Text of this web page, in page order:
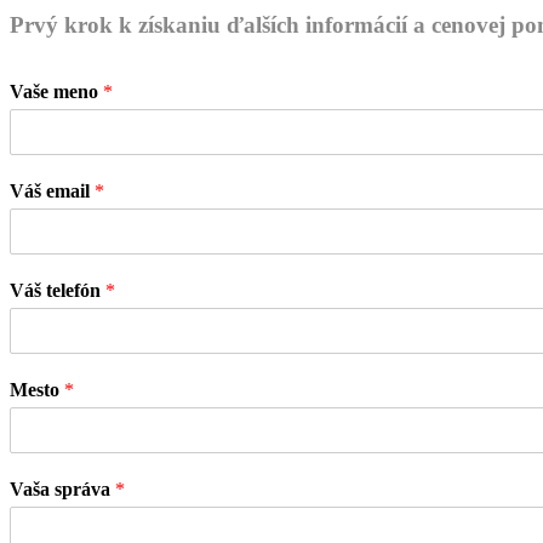
Prvý krok k získaniu ďalších informácií a cenovej
Vaše meno *
Váš email *
Váš telefón *
Mesto *
Vaša správa *